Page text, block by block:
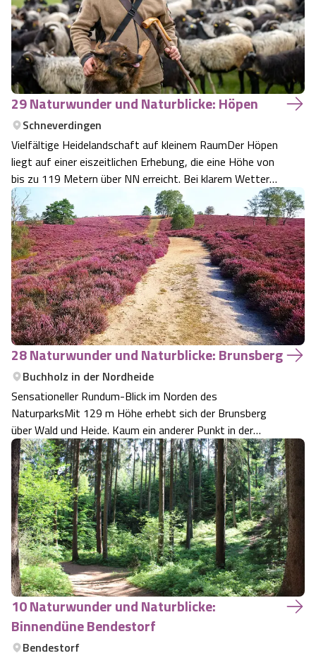
29 Naturwunder und Naturblicke: Höpen
Schneverdingen
Vielfältige Heidelandschaft auf kleinem RaumDer Höpen
liegt auf einer eiszeitlichen Erhebung, die eine Höhe von
bis zu 119 Metern über NN erreicht. Bei klarem Wetter
hat man von hier aus einen hervorragenden Fernblick, der
bis zum Wilseder Berg reicht.
28 Naturwunder und Naturblicke: Brunsberg
Buchholz in der Nordheide
Sensationeller Rundum-Blick im Norden des
NaturparksMit 129 m Höhe erhebt sich der Brunsberg
über Wald und Heide. Kaum ein anderer Punkt in der
Lüneburger Heide bietet ein derartiges 360 Grad Heide-
Panorama - der Aufstieg lohnt sich.
10 Naturwunder und Naturblicke:
Binnendüne Bendestorf
Bendestorf